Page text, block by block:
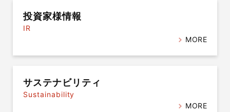
投資家様情報
IR
MORE
サステナビリティ
Sustainability
MORE